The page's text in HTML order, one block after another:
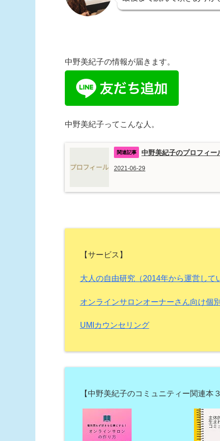
中野美紀子の情報が届きます。
中野美紀子ってこんな人。
中野美紀子のプロフィー
2021-06-29
【サービス】
大人の自由研究（2014年から運営して
オンラインサロンオーナーさん向け個
UMIカウンセリング
【中野美紀子のコミュニティー関連本